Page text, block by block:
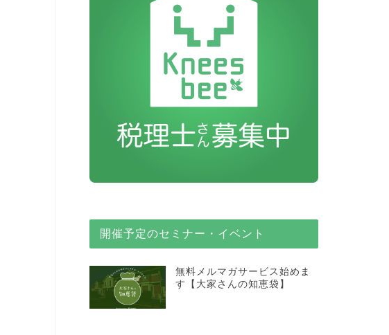
開催予定のセミナー・イベント
無料メルマガサービス始めま
す【大家さんの知恵袋】